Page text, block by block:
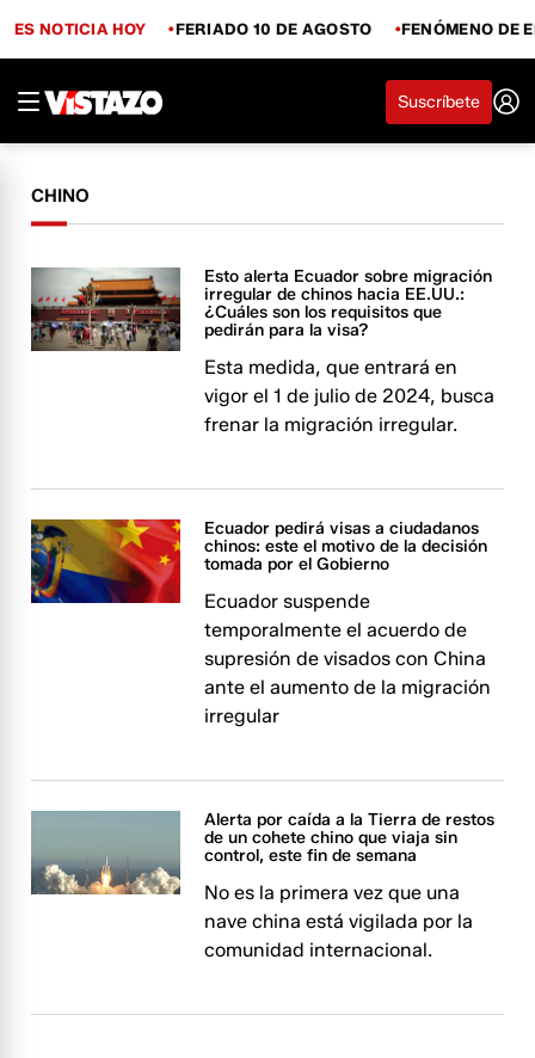
ES NOTICIA HOY FERIADO 10 DE AGOSTO FENÓMENO DE
Suscríbete
CHINO
Esto alerta Ecuador sobre migración
irregular de chinos hacia EE.UU.:
¿Cuáles son los requisitos que
pedirán para la visa?
Esta medida, que entrará en
vigor el 1 de julio de 2024, busca
frenar la migración irregular.
Ecuador pedirá visas a ciudadanos
chinos: este el motivo de la decisión
tomada por el Gobierno
Ecuador suspende
temporalmente el acuerdo de
supresión de visados con China
ante el aumento de la migración
irregular
Alerta por caída a la Tierra de restos
de un cohete chino que viaja sin
control, este fin de semana
No es la primera vez que una
nave china está vigilada por la
comunidad internacional.